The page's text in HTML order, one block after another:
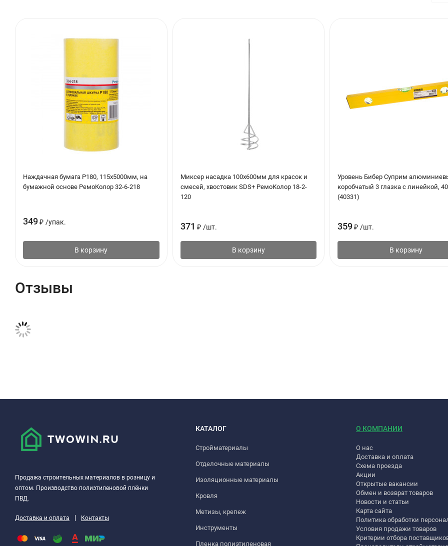
Наждачная бумага Р180, 115х5000мм, на
бумажной основе РемоКолор 32-6-218
349₽ /упак.
В корзину
Миксер насадка 100х600мм для красок и
смесей, хвостовик SDS+ РемоКолор 18-2-
120
371 ₽ /шт.
В корзину
Уровень Бибер Суприм
коробчатый 3 глазка с линейкой,
(40331)
359 ₽ /шт.
В корзину
Отзывы
Продажа строительных материалов в розницу и
оптом. Производство полиэтиленовой плёнки
ПВД.
Доставка и оплата | Контакты
КАТАЛОГ
Стройматериалы
Отделочные материалы
Изоляционные материалы
Кровля
Метизы, крепеж
Инструменты
Пленка полиэтиленовая
О КОМПАНИИ
О нас
Доставка и оплата
Схема проезда
Акции
Открытые вакансии
Обмен и возврат товаров
Новости и статьи
Карта сайта
Политика обработки
Условия продажи товаров
Критерии отбора